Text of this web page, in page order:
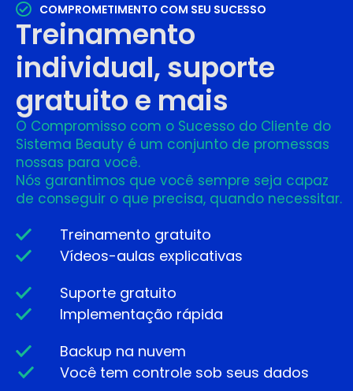
COMPROMETIMENTO COM SEU SUCESSO
Treinamento
individual, suporte
gratuito e mais
O Compromisso com o Sucesso do Cliente do
Sistema Beauty é um conjunto de promessas
nossas para você.
Nós garantimos que você sempre seja capaz
de conseguir o que precisa, quando necessitar.
Treinamento gratuito
Vídeos-aulas explicativas
Suporte gratuito
Implementação rápida
Backup na nuvem
Você tem controle sob seus dados